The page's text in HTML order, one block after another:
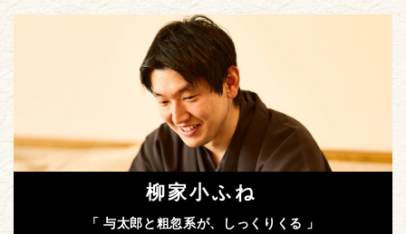
柳家小ふね
「 与太郎と粗忽系が、しっくりくる 」